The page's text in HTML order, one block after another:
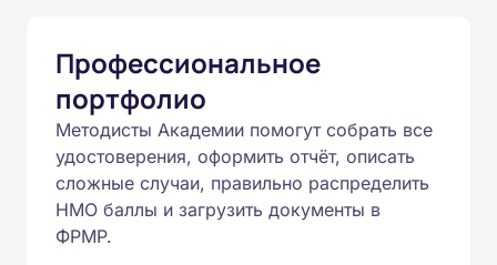
Профессиональное
портфолио
Методисты Академии помогут собрать все
удостоверения, оформить отчёт, описать
сложные случаи, правильно распределить
НМО баллы и загрузить документы в
ФРМР.